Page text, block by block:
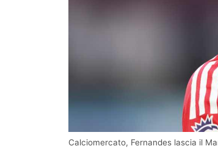
Calciomercato, Fernandes lascia il